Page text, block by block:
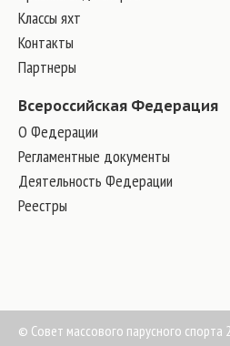
Классы яхт
Контакты
Партнеры
Всероссийская Федерация
О Федерации
Регламентные документы
Деятельность Федерации
Реестры
© Совет массового парусного спорта